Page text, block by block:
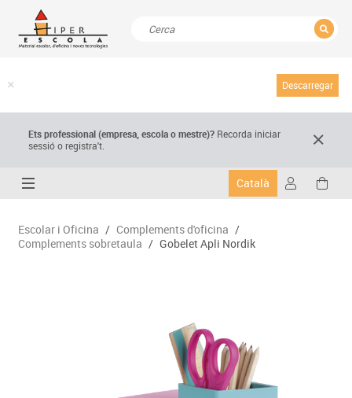
Descarregar
Ets professional (empresa,escola o mestre)? Recorda iniciar
sessió o registra't.
Català
Escolar i Oficina / Complements d'oficina /
Complements sobretaula / Gobelet Apli Nordik